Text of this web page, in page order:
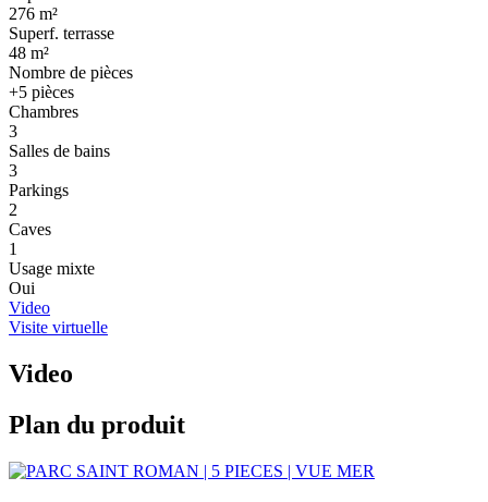
276 m²
Superf. terrasse
48 m²
Nombre de pièces
+5 pièces
Chambres
3
Salles de bains
3
Parkings
2
Caves
1
Usage mixte
Oui
Video
Visite virtuelle
Video
Plan du produit